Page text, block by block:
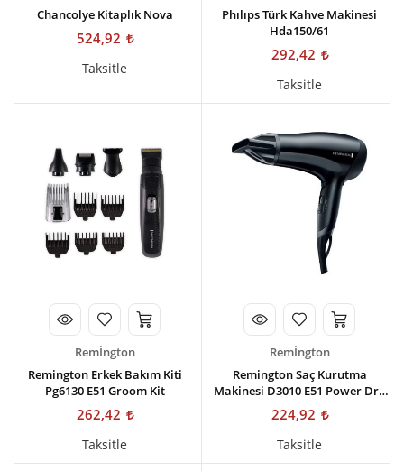
Chancolye Kitaplık Nova
524,92
Taksitle
Phılıps Türk Kahve Makinesi
Hda150/61
292,42
Taksitle
Remİngton
Remington Erkek Bakım Kiti
Pg6130 E51 Groom Kit
262,42
Taksitle
Remİngton
Remington Saç Kurutma
Makinesi D3010 E51 Power Dry
2000 Dryer
224,92
Taksitle